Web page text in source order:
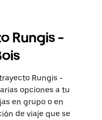
Rungis -
Rungis -
opciones a tu
en grupo o en
de viaje que se